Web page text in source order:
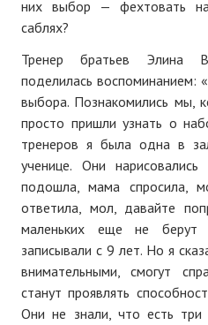
№ 4
№ 6
№ 7
№ 8
Список наших книг
Страница поиска
Новые книги
них выбор — фехтовать
саблях?
Тренер братьев Элина
поделилась воспоминанием:
выбора. Познакомились мы,
просто пришли узнать о
тренеров я была одна в
ученице. Они
подошла, мама спросила,
ответила, мол, давайте
маленьких еще не берут
записывали с 9 лет. Но я
внимательными, смогут
станут проявлять
Они не знали, что есть